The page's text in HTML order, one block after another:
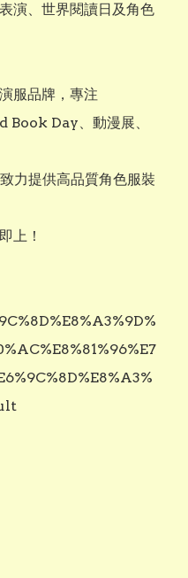
演、世界閱讀日及角色
服品牌，專注
Day、動漫展、
力提供高品質角色服裝
上！